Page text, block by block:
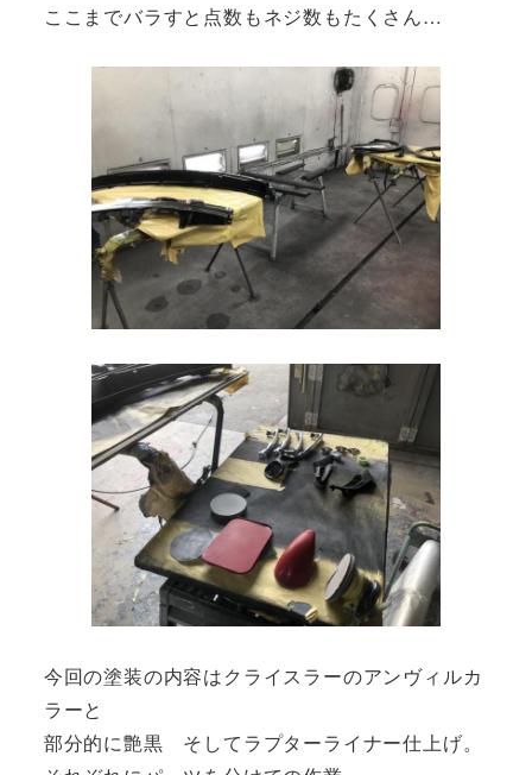
ここまでバラすと点数もネジ数もたくさん…
今回の塗装の内容はクライスラーのアンヴィルカ
ラーと
部分的に艶黒 そしてラプターライナー仕上げ。